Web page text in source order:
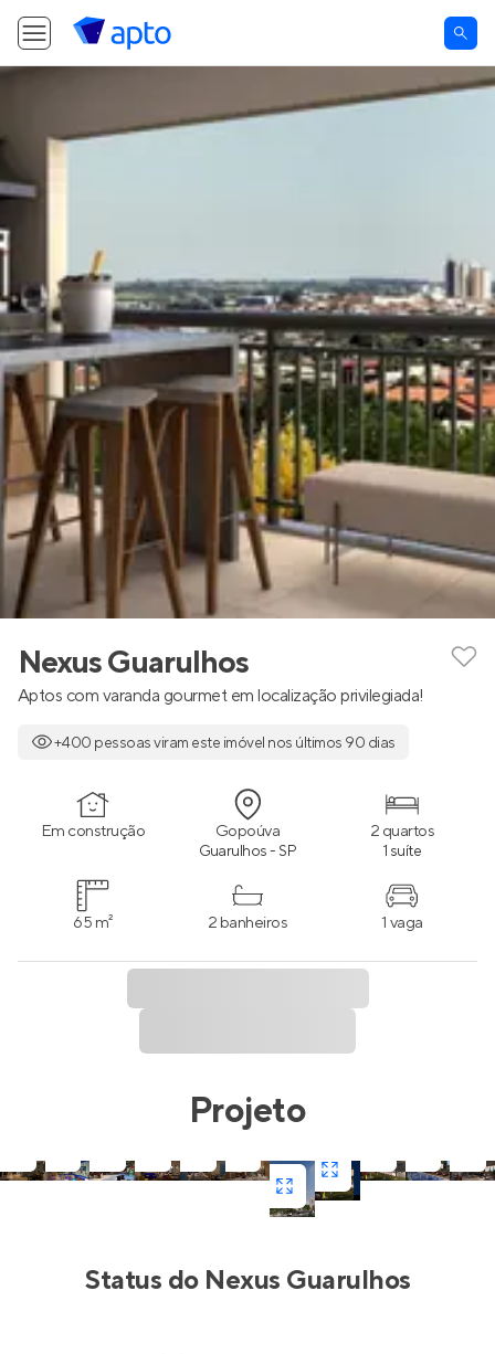
Nexus Guarulhos
Aptos com varanda gourmet em localização privilegiada!
+400 pessoas viram este imóvel nos últimos 90 dias
Em construção Gopoúva
Guarulhos - SP
2 quartos
1 suíte
65 m² 2 banheiros 1 vaga
Projeto
Status do Nexus Guarulhos